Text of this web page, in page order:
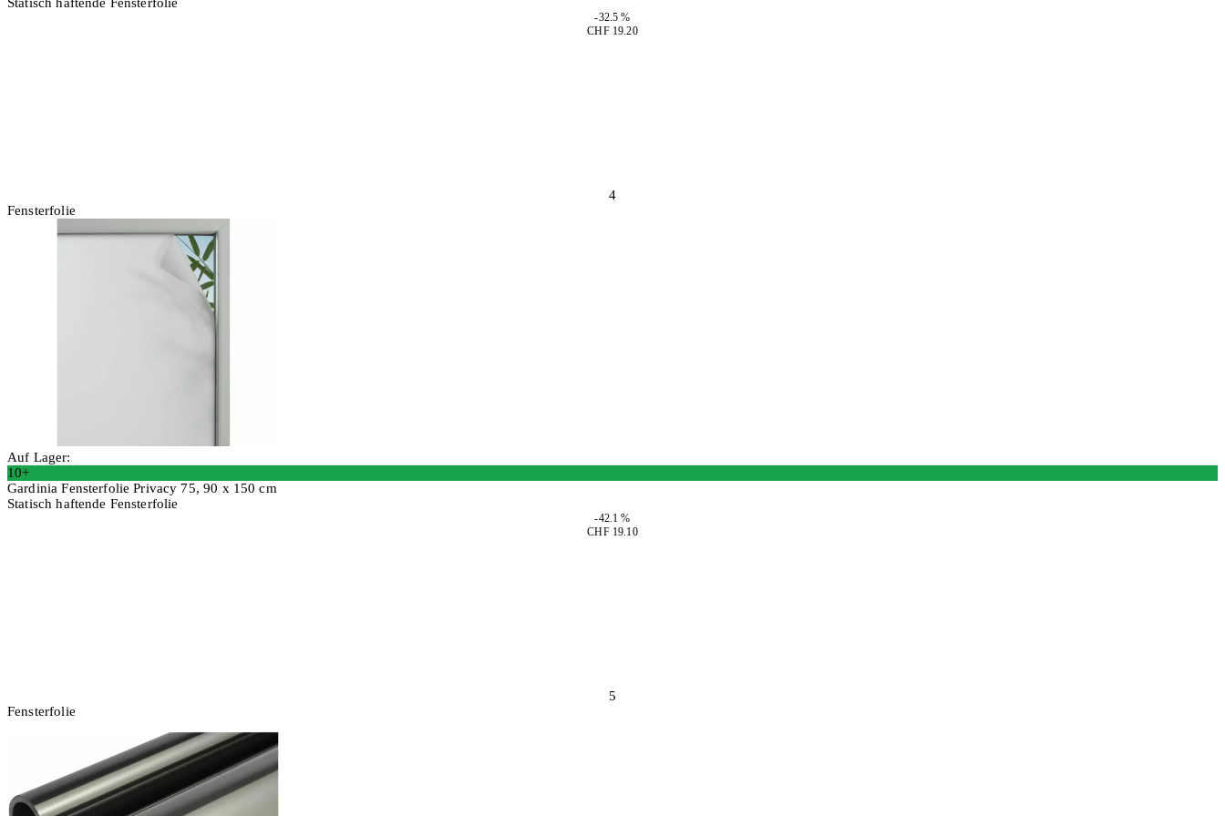
-32.5 %
CHF 19.20
4
Fensterfolie
Auf Lager:
10+
Gardinia Fensterfolie Privacy 75, 90 x 150 cm
Statisch haftende Fensterfolie
-42.1 %
CHF 19.10
5
Fensterfolie